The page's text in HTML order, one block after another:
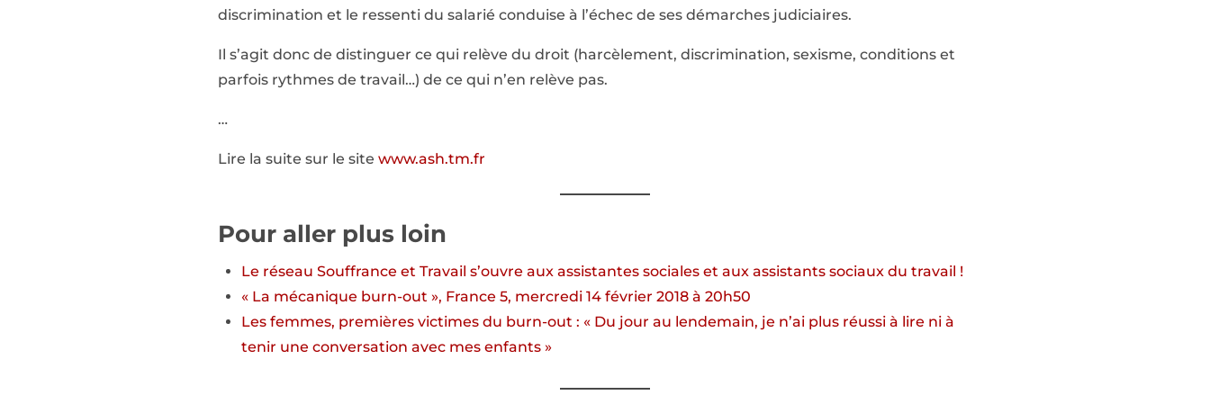
discrimination et le ressenti du salarié conduise à l’échec de ses démarches judiciaires.
Il s’agit donc de distinguer ce qui relève du droit (harcèlement, discrimination, sexisme, conditions et
parfois rythmes de travail…) de ce qui n’en relève pas.
…
Lire la suite sur le site www.ash.tm.fr
Pour aller plus loin
Le réseau Souffrance et Travail s’ouvre aux assistantes sociales et aux assistants sociaux du travail !
« La mécanique burn-out », France 5, mercredi 14 février 2018 à 20h50
Les femmes, premières victimes du burn-out : « Du jour au lendemain, je n’ai plus réussi à lire ni à
tenir une conversation avec mes enfants »